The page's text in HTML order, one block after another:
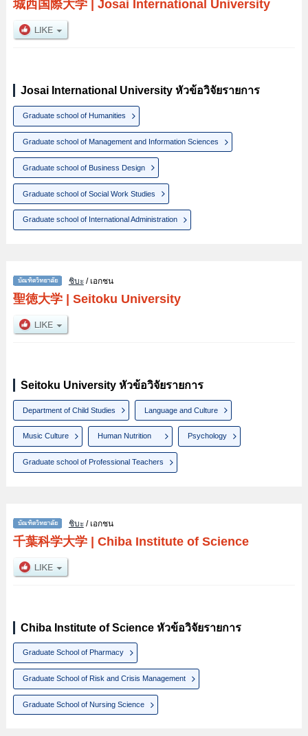
城西国際大学| Josai International University
Josai International University หัวข้อวิจัยรายการ
Graduate school of Humanities
Graduate school of Management and Information Sciences
Graduate school of Business Design
Graduate school of Social Work Studies
Graduate school of International Administration
ชิบะ/ เอกชน
聖徳大学| Seitoku University
Seitoku University หัวข้อวิจัยรายการ
Department of Child Studies Language and Culture
Music Culture Human Nutrition Psychology
Graduate school of Professional Teachers
ชิบะ/ เอกชน
千葉科学大学| Chiba Institute of Science
Chiba Institute of Science หัวข้อวิจัยรายการ
Graduate School of Pharmacy
Graduate School of Risk and Crisis Management
Graduate School of Nursing Science